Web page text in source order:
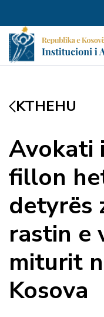
KTHEHU
Avokati
fillon
detyrës
rastin e
miturit
Kosova